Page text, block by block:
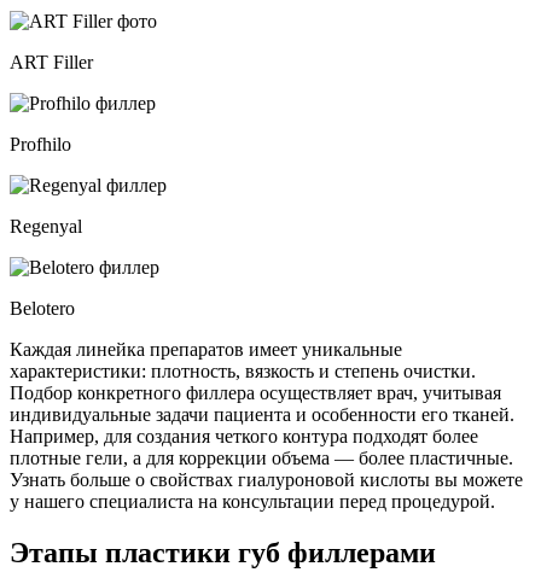
ART Filler
Profhilo
Regenyal
Belotero
Каждая линейка препаратов имеет уникальные
характеристики: плотность, вязкость и степень очистки.
Подбор конкретного филлера осуществляет врач, учитывая
индивидуальные задачи пациента и особенности его тканей.
Например, для создания четкого контура подходят более
плотные гели, а для коррекции объема — более пластичные.
Узнать больше о свойствах гиалуроновой кислоты вы можете
у нашего специалиста на консультации перед процедурой.
Этапы пластики губ филлерами